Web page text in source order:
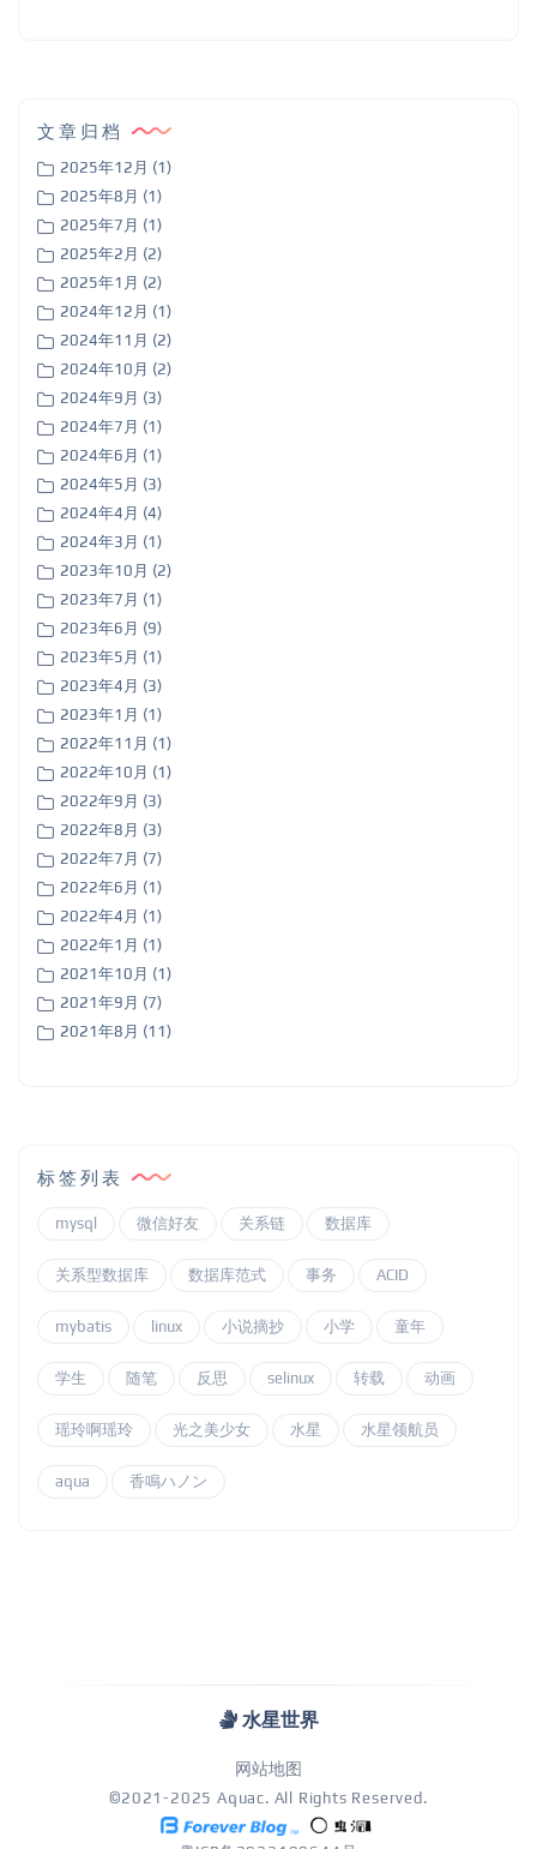
文章归档
2025年12月 (1)
2025年8月 (1)
2025年7月 (1)
2025年2月 (2)
2025年1月 (2)
2024年12月 (1)
2024年11月 (2)
2024年10月 (2)
2024年9月 (3)
2024年7月 (1)
2024年6月 (1)
2024年5月 (3)
2024年4月 (4)
2024年3月 (1)
2023年10月 (2)
2023年7月 (1)
2023年6月 (9)
2023年5月 (1)
2023年4月 (3)
2023年1月 (1)
2022年11月 (1)
2022年10月 (1)
2022年9月 (3)
2022年8月 (3)
2022年7月 (7)
2022年6月 (1)
2022年4月 (1)
2022年1月 (1)
2021年10月 (1)
2021年9月 (7)
2021年8月 (11)
标签列表
mysql 微信好友 关系链 数据库
关系型数据库 数据库范式 事务 ACID
mybatis linux 小说摘抄 小学 童年
学生 随笔 反思 selinux 转载 动画
瑶玲啊瑶玲 光之美少女 水星 水星领航员
aqua 香鳴ハノン
水星世界
网站地图
©2021-2025 Aquac. All Rights Reserved.